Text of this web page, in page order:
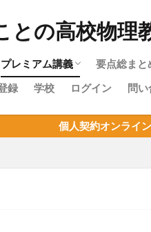
との高校物理
プレミアム講義
物理やり直しガイド｜高校物理
使うあなたへ
物理基礎・最短攻略パック紹
目次：物理基礎
力学・最短攻略パック紹介
目次：力学
熱力学・最短攻略パック紹介
目次：熱力学
波動・最短攻略パック紹介
目次：波動
電磁気・最短攻略パック紹介
目次：電磁気
原子・最短攻略パック紹介
目次：原子
要点総まと
物理基礎
録
学校 ログイン 問
契約オンライン家庭教師の生